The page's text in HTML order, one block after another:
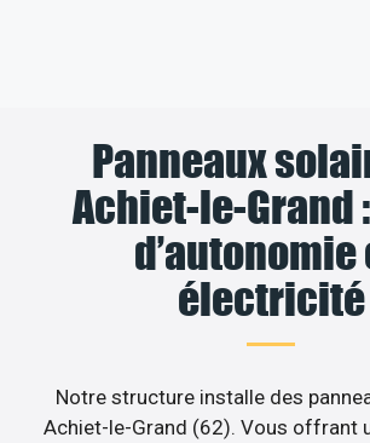
Panneaux
Achiet-le-Grand
d’autonomie
électricité
Notre structure installe des
Achiet-le-Grand (62). Vous offrant